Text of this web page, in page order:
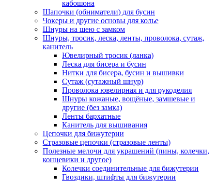
кабошона
Шапочки (обниматели) для бусин
Чокеры и другие основы для колье
Шнуры на шею с замком
Шнуры, тросик, леска, ленты, проволока, сутаж,
канитель
Ювелирный тросик (ланка)
Леска для бисера и бусин
Нитки для бисера, бусин и вышивки
Сутаж (сутажный шнур)
Проволока ювелирная и для рукоделия
Шнуры кожаные, вощёные, замшевые и
другие (без замка)
Ленты бархатные
Канитель для вышивания
Цепочки для бижутерии
Стразовые цепочки (стразовые ленты)
Полезные мелочи для украшений (пины, колечки,
концевики и другое)
Колечки соединительные для бижутерии
Гвоздики, штифты для бижутерии